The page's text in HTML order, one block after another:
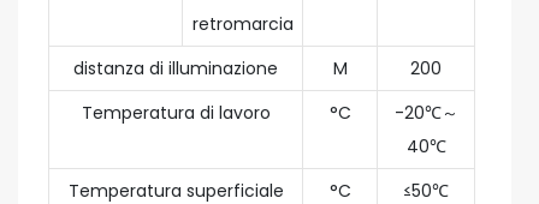
retromarcia
distanza di illuminazione M
200
Temperatura di lavoro
°C
-20℃～
40℃
Temperatura superficiale
°C ≤50℃